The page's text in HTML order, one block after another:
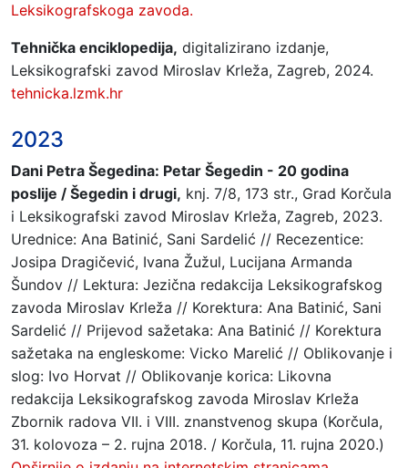
Leksikografskoga zavoda.
Tehnička enciklopedija, digitalizirano izdanje,
Leksikografski zavod Miroslav Krleža, Zagreb, 2024.
tehnicka.lzmk.hr
2023
Dani Petra Šegedina: Petar Šegedin - 20 godina
poslije / Šegedin i drugi, knj. 7/8, 173 str., Grad Korčula
i Leksikografski zavod Miroslav Krleža, Zagreb, 2023.
Urednice: Ana Batinić, Sani Sardelić // Recezentice:
Josipa Dragičević, Ivana Žužul, Lucijana Armanda
Šundov // Lektura: Jezična redakcija Leksikografskog
zavoda Miroslav Krleža // Korektura: Ana Batinić, Sani
Sardelić // Prijevod sažetaka: Ana Batinić // Korektura
sažetaka na engleskome: Vicko Marelić // Oblikovanje i
slog: Ivo Horvat // Oblikovanje korica: Likovna
redakcija Leksikografskog zavoda Miroslav Krleža
Zbornik radova VII. i VIII. znanstvenog skupa (Korčula,
31. kolovoza – 2. rujna 2018. / Korčula, 11. rujna 2020.)